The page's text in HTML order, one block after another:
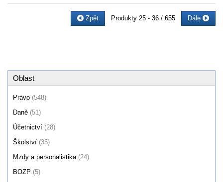
Zpět Produkty 25 - 36 / 655 Dále
Oblast
Právo (548)
Daně (51)
Účetnictví (28)
Školství (35)
Mzdy a personalistika (24)
BOZP (5)